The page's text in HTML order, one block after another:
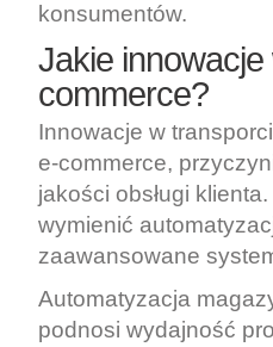
konsumentów.
Jakie
commerce?
Innowacje w
e-commerce,
jakości obsługi
wymienić
zaawansowane
Automatyzacja
podnosi wydajność